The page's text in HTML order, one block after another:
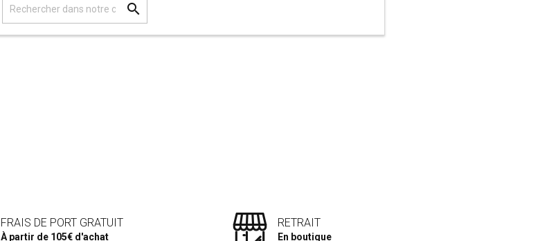

FRAIS DE PORT GRATUIT
À partir de 105€ d'achat
RETRAIT
En boutique